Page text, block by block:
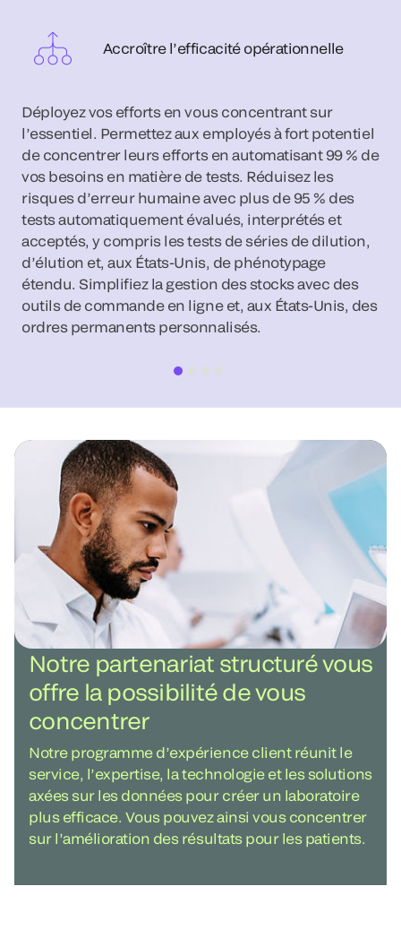
Accroître l’efficacité opérationnelle
Déployez vos efforts en vous concentrant sur
l’essentiel. Permettez aux employés à fort potentiel
de concentrer leurs efforts en automatisant 99 % de
vos besoins en matière de tests. Réduisez les
risques d’erreur humaine avec plus de 95 % des
tests automatiquement évalués, interprétés et
acceptés, y compris les tests de séries de dilution,
d’élution et, aux États-Unis, de phénotypage
étendu. Simplifiez la gestion des stocks avec des
outils de commande en ligne et, aux États-Unis, des
ordres permanents personnalisés.
Notre partenariat structuré vous
offre la possibilité de vous
concentrer
Notre programme d’expérience client réunit le
service, l’expertise, la technologie et les solutions
axées sur les données pour créer un laboratoire
plus efficace. Vous pouvez ainsi vous concentrer
sur l’amélioration des résultats pour les patients.